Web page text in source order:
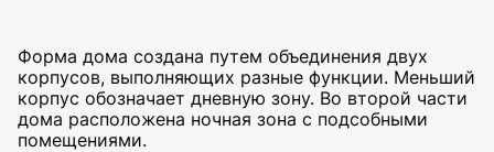
Форма дома создана путем объединения двух
корпусов, выполняющих разные функции. Меньший
корпус обозначает дневную зону. Во второй части
дома расположена ночная зона с подсобными
помещениями.